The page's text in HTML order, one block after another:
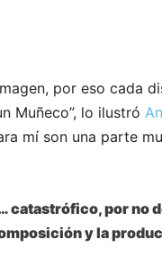
por eso cada
Muñeco”, lo ilustró
mí son una parte
catastrófico, por no
y la